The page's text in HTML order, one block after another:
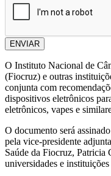
ENVIAR
O Instituto Nacional de
(Fiocruz) e outras
conjunta com
dispositivos eletrônicos
eletrônicos, vapes e
O documento será
pela vice-presidente
Saúde da Fiocruz, Patricia
universidades e